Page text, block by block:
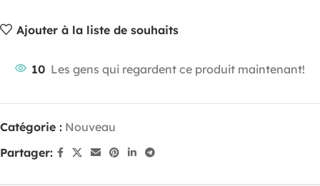
Ajouter à la liste de souhaits
10 Les gens qui regardent ce produit maintenant!
Catégorie : Nouveau
Partager: